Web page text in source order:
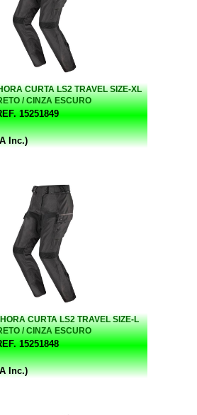
CURTA LS2 TRAVEL SIZE-XL
/ CINZA ESCURO
15251849
Inc.)
CURTA LS2 TRAVEL SIZE-L
/ CINZA ESCURO
15251848
Inc.)